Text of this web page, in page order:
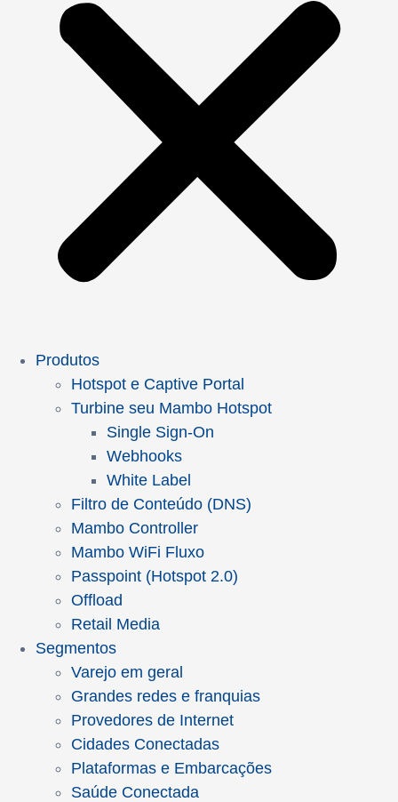
Produtos
Hotspot e Captive Portal
Turbine seu Mambo Hotspot
Single Sign-On
Webhooks
White Label
Filtro de Conteúdo (DNS)
Mambo Controller
Mambo WiFi Fluxo
Passpoint (Hotspot 2.0)
Offload
Retail Media
Segmentos
Varejo em geral
Grandes redes e franquias
Provedores de Internet
Cidades Conectadas
Plataformas e Embarcações
Saúde Conectada